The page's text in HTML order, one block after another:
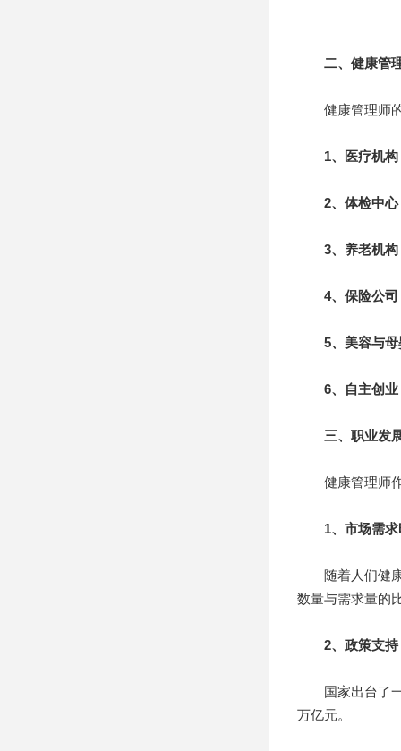
二、健康管
健康管理师的
1、医疗机构
2、体检中心
3、养老机构
4、保险公司
5、美容与
6、自主创业
三、职业发
健康管理师作
1、市场需
随着人们健康
数量与需求量的
2、政策支持
国家出台了一
万亿元。